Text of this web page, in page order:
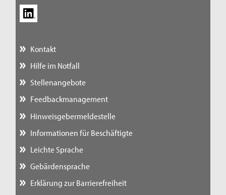
Kontakt
Hilfe im Notfall
Stellenangebote
Feedbackmanagement
Hinweisgebermeldestelle
Informationen für Beschäftigte
Leichte Sprache
Gebärdensprache
Erklärung zur Barrierefreiheit